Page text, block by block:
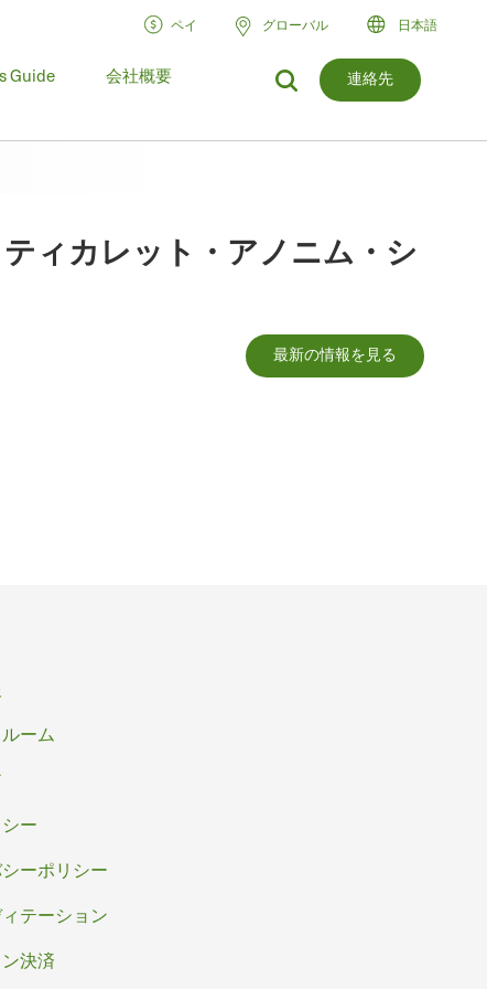
連絡先
Guide 会社概要
ペイ グローバル 日本語
ィカレット・アノニム・シ
最新の情報を見る
ーム
ー
ーポリシー
テーション
決済